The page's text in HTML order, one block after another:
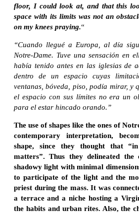
floor, I could look at, and that this
space with its limits was not an
on my knees praying.“
“Cuando llegué a Europa, al día
Notre-Dame. Tuve una sensación en
había tenido antes en las iglesias de
dentro de un espacio cuyas
ventanas, bóveda, piso, podía mirar, y
el espacio con sus límites no era un
para el estar hincado orando.”
The use of shapes like the ones of
contemporary interpretation,
shape, since they thought that
matters”. Thus they delineated
shadowy light with minimal
to participate of the light and the
priest during the mass. It was
a terrace and a niche hosting a
the habits and urban rites. Also, the